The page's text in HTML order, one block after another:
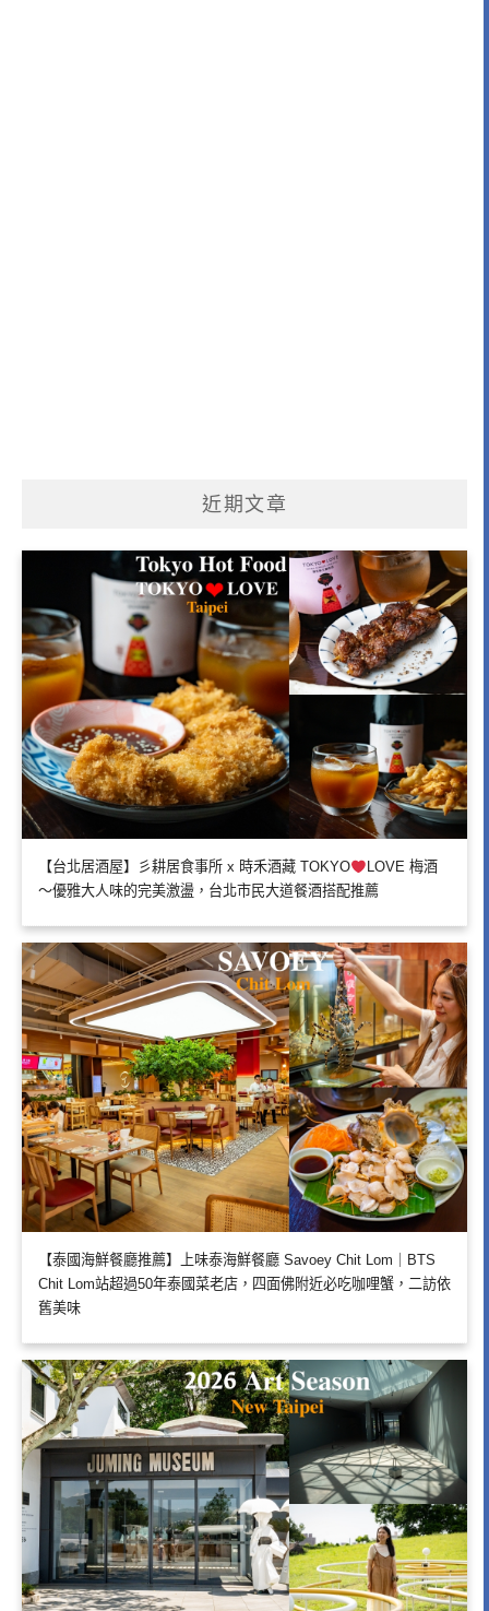
近期文章
【台北居酒屋】彡耕居食事所 x 時禾酒藏 TOKYO
LOVE 梅酒
～優雅大人味的完美激盪，台北市民大道餐酒搭配推薦
【泰國海鮮餐廳推薦】上味泰海鮮餐廳 Savoey Chit Lom｜BTS
Chit Lom站超過50年泰國菜老店，四面佛附近必吃咖哩蟹，二訪依
舊美味